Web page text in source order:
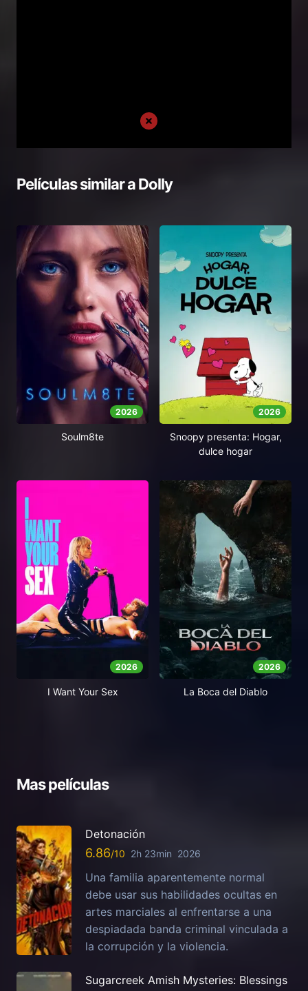
Películas similar aDolly
2026
Soulm8te
2026
Snoopy presenta: Hogar,
dulce hogar
2026
I Want Your Sex
2026
La Boca del Diablo
Mas películas
Detonación
6.86 2h 23min 2026
Una familia aparentemente normal
debe usar sus habilidades ocultas en
artes marciales al enfrentarse a una
despiadada banda criminal vinculada a
la corrupción y la violencia.
Sugarcreek Amish Mysteries: Blessings